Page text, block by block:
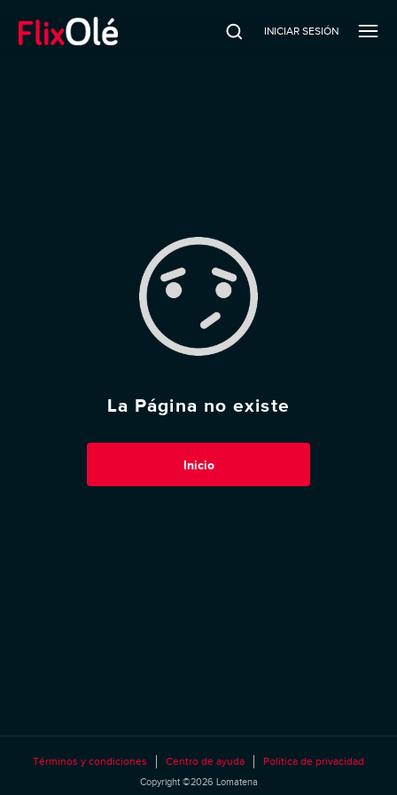
INICIAR SESIÓN
La Página no existe
Inicio
Términos y condiciones Centro de ayuda Política de privacidad
Copyright ©2026 Lomatena